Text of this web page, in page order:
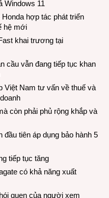
Windows 11
hợp tác phát triển
hệ mới
khai trương tại
cầu vẫn đang tiếp tục khan
Việt Nam tư vấn về thuế và
còn phải phủ rộng khắp và
tiên áp dụng bảo hành 5
tiếp tục tăng
có khả năng xuất
quen của người xem